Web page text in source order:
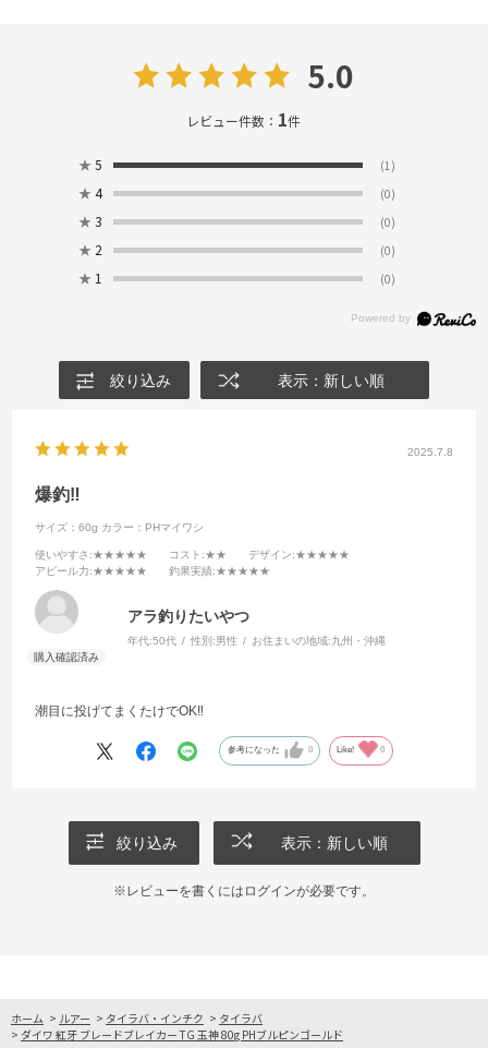
5.0
レビュー件数： 1件
★ 5 (1)
★ 4 (0)
★ 3 (0)
★ 2 (0)
★ 1 (0)
絞り込み 表示：新しい順
2025.7.8
爆釣‼️
サイズ：60g カラー：PHマイワシ
使いやすさ :★★★★★ コスト :★★ デザイン:★★★★★
アピール力:★★★★★ 釣果実績:★★★★★
アラ釣りたいやつ
年代:50代 性別:男性 お住まいの地域:九州・沖縄
潮目に投げてまくたけでOK‼️
参考になった 0 Like! 0
絞り込み 表示：新しい順
※レビューを書くには ログインが必要です。
ホーム > ルアー > タイラバ・インチク > タイラバ
> ダイワ 紅牙 ブレードブレイカー TG 玉神 80g PHブルピンゴールド